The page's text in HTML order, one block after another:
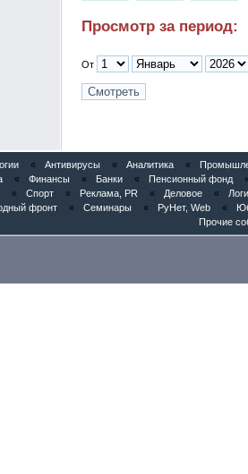
Просмотр за период:
От
« Антивирусы « Аналитика «
« Финансы « Банки « Пенсионный фонд
« Спорт « Реклама, PR « Деловое «
фронт « Семинары « РуНет, Web «
Прочие